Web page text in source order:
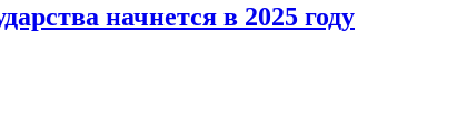
начнется в 2025 году